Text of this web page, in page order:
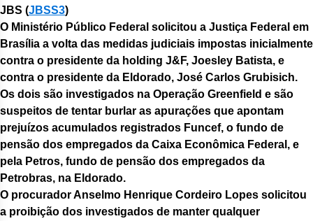
JBS (JBSS3)
O Ministério Público Federal solicitou a Justiça Federal em
Brasília a volta das medidas judiciais impostas inicialmente
contra o presidente da holding J&F, Joesley Batista, e
contra o presidente da Eldorado, José Carlos Grubisich.
Os dois são investigados na Operação Greenfield e são
suspeitos de tentar burlar as apurações que apontam
prejuízos acumulados registrados Funcef, o fundo de
pensão dos empregados da Caixa Econômica Federal, e
pela Petros, fundo de pensão dos empregados da
Petrobras, na Eldorado.
O procurador Anselmo Henrique Cordeiro Lopes solicitou
a proibição dos investigados de manter qualquer